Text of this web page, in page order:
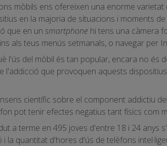
mòbils ens ofereixen una enorme
en la majoria de situacions i moments
que en un smartphone hi tens una càmera
als teus menús setmanals, o navegar per
l'ús del mòbil és tan popular, encara no és
l'addicció que provoquen aquests
científic sobre el component addictiu
pot tenir efectes negatius tant físics com
a terme en 495 joves d'entre 18 i 24 anys
la quantitat d'hores d'ús de telèfons